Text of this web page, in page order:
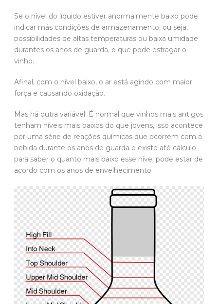
Se o nível do líquido estiver anormalmente baixo pode
indicar más condições de armazenamento, ou seja,
possibilidades de altas temperaturas ou baixa umidade
durantes os anos de guarda, o que pode estragar o
vinho.
Afinal, com o nível baixo, o ar está agindo com maior
força e causando oxidação.
Mas há outra variável. É normal que vinhos mais antigos
tenham níveis mais baixos do que jovens, isso acontece
por uma série de reações químicas que ocorrem com a
bebida durante os anos de guarda e existe até cálculo
para saber o quanto mais baixo esse nível pode estar de
acordo com os anos de envelhecimento.